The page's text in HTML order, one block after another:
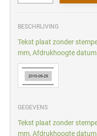
BESCHRIJVING
Tekst plaat zonder
mm, Afdrukhoogte
GEGEVENS
Tekst plaat zonder
mm, Afdrukhoogte